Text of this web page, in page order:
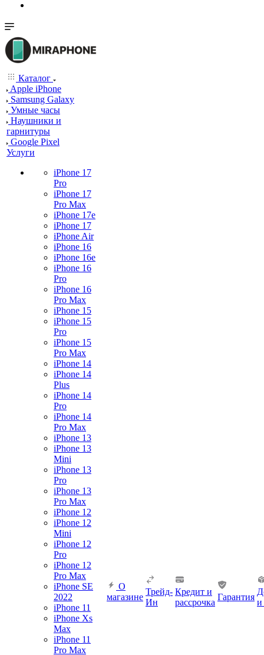
Каталог
Apple iPhone
Samsung Galaxy
Умные часы
Наушники и
гарнитуры
Google Pixel
Услуги
iPhone 17
Pro
iPhone 17
Pro Max
iPhone 17e
iPhone 17
iPhone Air
iPhone 16
iPhone 16e
iPhone 16
Pro
iPhone 16
Pro Max
iPhone 15
iPhone 15
Pro
iPhone 15
Pro Max
iPhone 14
iPhone 14
Plus
iPhone 14
Pro
iPhone 14
Pro Max
iPhone 13
iPhone 13
Mini
iPhone 13
Pro
iPhone 13
Pro Max
iPhone 12
iPhone 12
Mini
iPhone 12
Pro
iPhone 12
Pro Max
iPhone SE
2022
iPhone 11
iPhone Xs
Max
iPhone 11
Pro Max
О
магазине
Трейд-
Ин
Кредит и
рассрочка
Гарантия
и